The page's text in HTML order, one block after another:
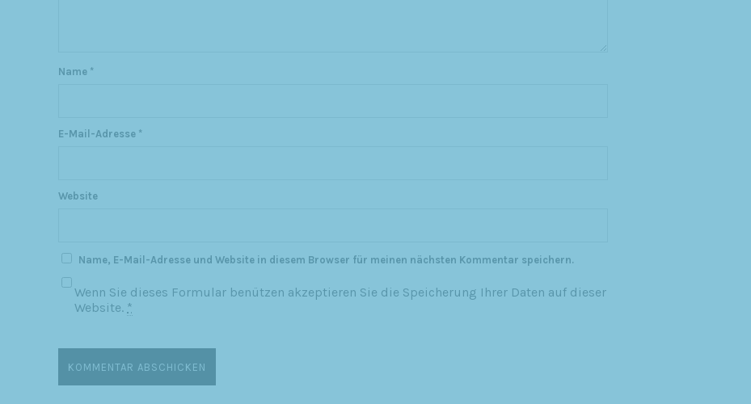
Name *
E-Mail-Adresse *
Website
Name, E-Mail-Adresse und Website in diesem Browser für meinen nächsten Kommentar speichern.
Wenn Sie dieses Formular benützen akzeptieren Sie die Speicherung Ihrer Daten auf dieser
Website. *